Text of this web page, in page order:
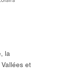
, la
et